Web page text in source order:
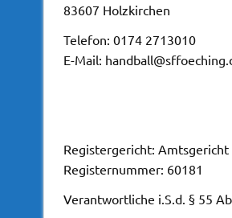
83607 Holzkirchen
Telefon: 0174 2713010
E-Mail:
Registergericht: Amtsgericht
Registernummer: 60181
Verantwortliche i.S.d. § 55